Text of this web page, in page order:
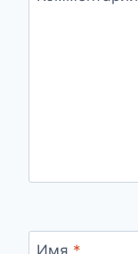
Имя *